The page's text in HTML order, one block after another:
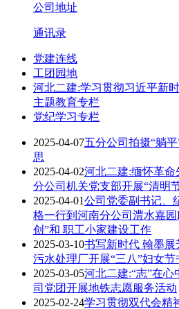
公司地址
通讯录
党建连线
工团园地
河北二建:学习贯彻习近平新
主题教育专栏
党纪学习专栏
2025-04-07五分公司拍摄“躺
思
2025-04-02河北二建:缅怀革
分公司机关党支部开展“清明
2025-04-01公司党委副书记、
格一行到河南分公司澧水嘉
创”和 职工小家建设工作
2025-03-10书写新时代 翰墨
污水处理厂开展“三八”妇女节
2025-03-05河北二建:“志”在
司党团开展地铁志愿服务活动
2025-02-24学习贯彻双代会精